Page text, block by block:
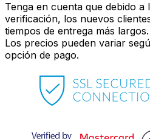
Tenga en cuenta que debido a
verificación, los nuevos
tiempos de entrega más largos.
Los precios pueden variar
opción de pago.